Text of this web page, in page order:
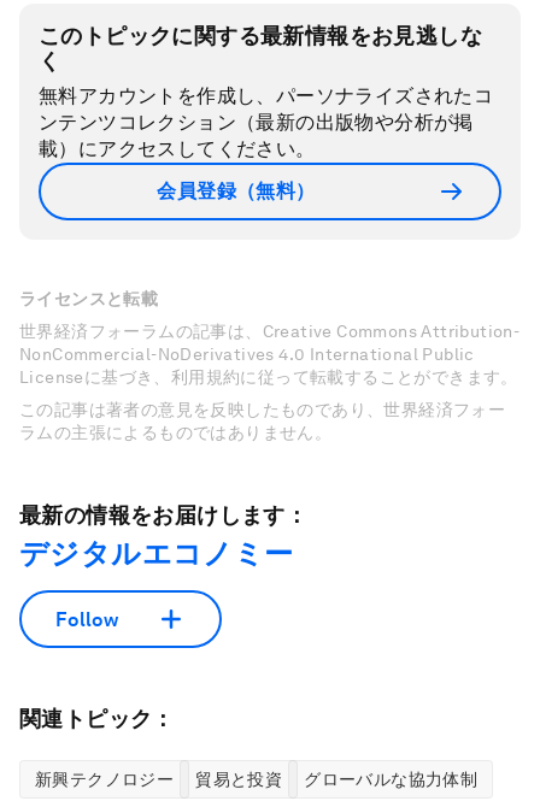
このトピックに関する最新情報をお見逃しな
く
無料アカウントを作成し、パーソナライズされたコ
ンテンツコレクション（最新の出版物や分析が掲
載）にアクセスしてください。
会員登録（無料）
ライセンスと転載
世界経済フォーラムの記事は、Creative Commons Attribution-
NonCommercial-NoDerivatives 4.0 International Public
Licenseに基づき、利用規約に従って転載することができます。
この記事は著者の意見を反映したものであり、世界経済フォー
ラムの主張によるものではありません。
最新の情報をお届けします：
デジタルエコノミー
Follow
関連トピック：
新興テクノロジー 貿易と投資 グローバルな協力体制